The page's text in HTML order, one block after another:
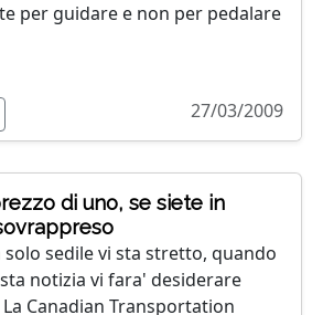
per guidare e non per pedalare
27/03/2009
di uno, se siete in
solo sedile vi sta stretto, quando
notizia vi fara' desiderare
Canadian Transportation